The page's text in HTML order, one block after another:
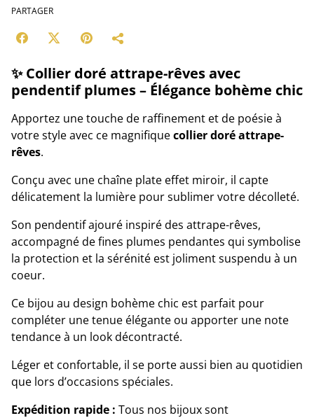
PARTAGER
✨ Collier doré attrape-rêves avec
pendentif plumes – Élégance bohème chic
Apportez une touche de raffinement et de poésie à
votre style avec ce magnifiquecollier doré attrape-
rêves.
Conçu avec une chaîne plate effet miroir, il capte
délicatement la lumière pour sublimer votre décolleté.
Son pendentif ajouré inspiré des attrape-rêves,
accompagné de fines plumes pendantes qui symbolise
la protection et la sérénité est joliment suspendu à un
coeur.
Ce bijou au design bohème chic est parfait pour
compléter une tenue élégante ou apporter une note
tendance à un look décontracté.
Léger et confortable, il se porte aussi bien au quotidien
que lors d’occasions spéciales.
Expédition rapide : Tous nos bijoux sont